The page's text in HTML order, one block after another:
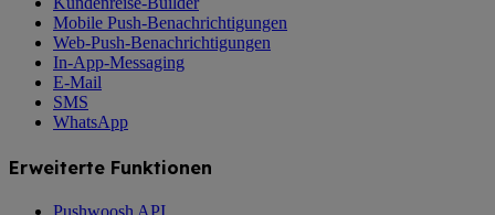
Mobile Push-Benachrichtigungen
Web-Push-Benachrichtigungen
In-App-Messaging
E-Mail
SMS
WhatsApp
Erweiterte Funktionen
Pushwoosh API